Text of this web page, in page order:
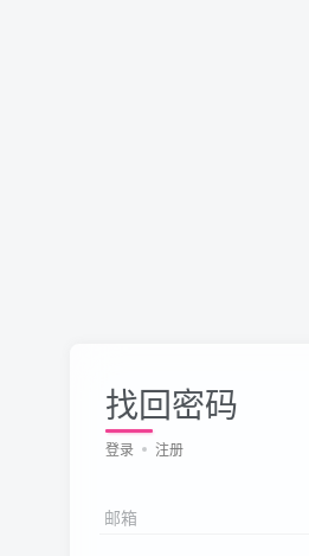
找回密码
登录 注册
邮箱